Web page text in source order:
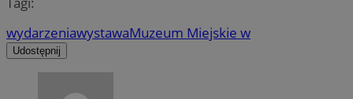
wydarzeniawystawaMuzeum Miejskie w
Udostępnij